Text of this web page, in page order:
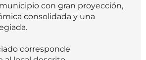
con gran proyección,
consolidada y una
corresponde